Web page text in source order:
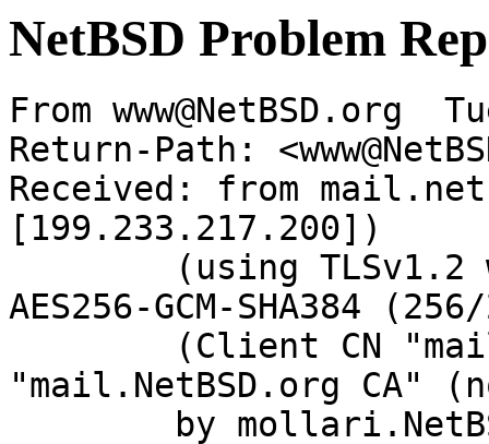
NetBSD Problem
From www@NetBSD.org
Return-Path:
Received: from
[199.233.217.200])
AES256-GCM-SHA384
"mail.NetBSD.org CA"